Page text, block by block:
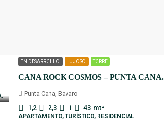
EN DESARROLLO LUJOSO TORRE
CANA ROCK COSMOS – PUNTA CANA.
Punta Cana, Bavaro
1,2 2,3 1 43 mt²
APARTAMENTO, TURÍSTICO, RESIDENCIAL